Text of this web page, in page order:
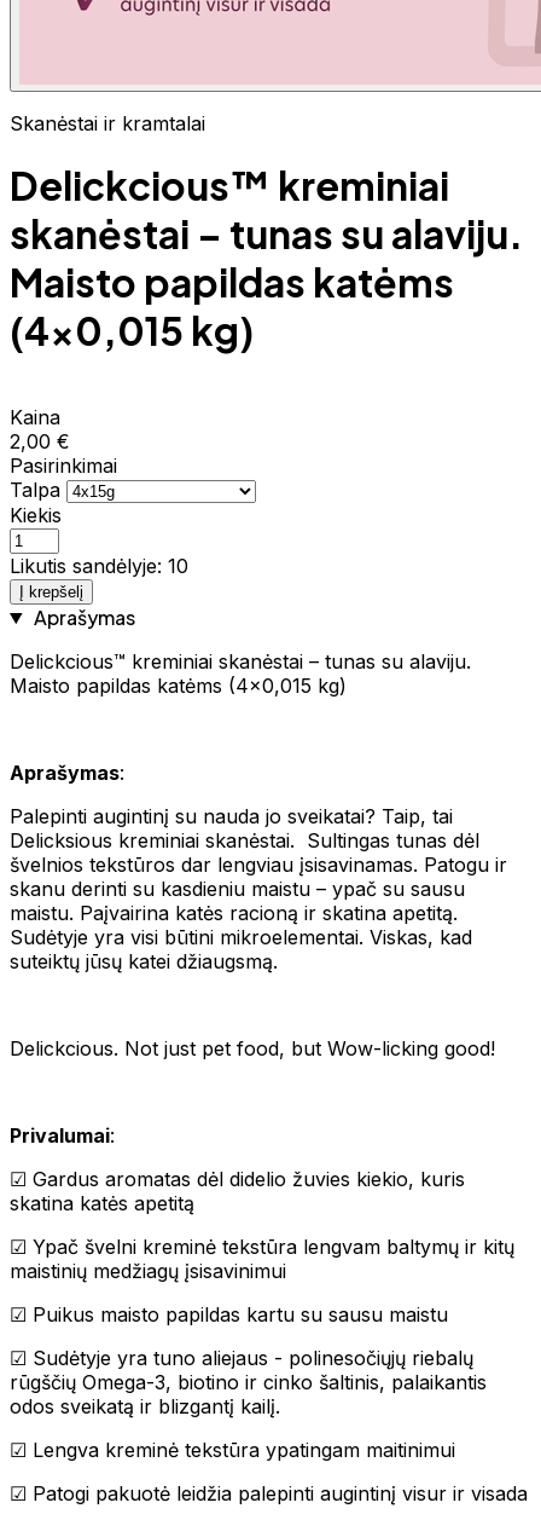
Skanėstai ir kramtalai
Delickcious™ kreminiai
skanėstai – tunas su alaviju.
Maisto papildas katėms
(4x0,015 kg)
Kaina
2,00 €
Pasirinkimai
Talpa
Kiekis
Likutis sandėlyje: 10
Į krepšelį
Aprašymas
Delickcious™ kreminiai skanėstai – tunas su alaviju.
Maisto papildas katėms (4x0,015 kg)
Aprašymas:
Palepinti augintinį su nauda jo sveikatai? Taip, tai
Delicksious kreminiai skanėstai. Sultingas tunas dėl
švelnios tekstūros dar lengviau įsisavinamas. Patogu ir
skanu derinti su kasdieniu maistu – ypač su sausu
maistu. Paįvairina katės racioną ir skatina apetitą.
Sudėtyje yra visi būtini mikroelementai. Viskas, kad
suteiktų jūsų katei džiaugsmą.
Delickcious. Not just pet food, but Wow-licking good!
Privalumai:
☑ Gardus aromatas dėl didelio žuvies kiekio, kuris
skatina katės apetitą
☑ Ypač švelni kreminė tekstūra lengvam baltymų ir kitų
maistinių medžiagų įsisavinimui
☑ Puikus maisto papildas kartu su sausu maistu
☑ Sudėtyje yra tuno aliejaus - polinesočiųjų riebalų
rūgščių Omega-3, biotino ir cinko šaltinis, palaikantis
odos sveikatą ir blizgantį kailį.
☑ Lengva kreminė tekstūra ypatingam maitinimui
☑ Patogi pakuotė leidžia palepinti augintinį visur ir visada